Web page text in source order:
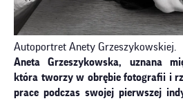
Autoportret Anety Grzeszykowskiej.
Aneta Grzeszykowska, uznana
która tworzy w obrębie fotografii i
prace podczas swojej pierwszej